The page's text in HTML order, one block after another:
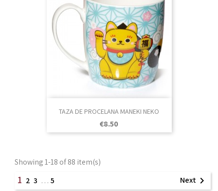
TAZA DE PROCELANA MANEKI NEKO
Price
€8.50
Showing 1-18 of 88 item(s)
1 2 3 … 5 Next 